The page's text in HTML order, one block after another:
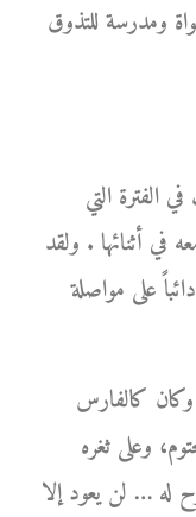
ومدرسة للتذوق
الفترة التي
أثنائها . ولقد
على مواصلة
وكان كالفارس
وعلى ثغره
له … لن يعود إلا